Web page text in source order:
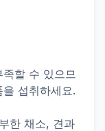
할 수 있으므
섭취하세요.
한 채소, 견과